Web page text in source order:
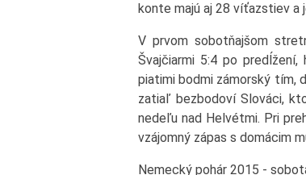
konte majú aj 28 víťazstiev a
V prvom sobotňajšom
Švajčiarmi 5:4 po
piatimi bodmi zámorský tím,
zatiaľ bezbodoví Slováci,
nedeľu nad Helvétmi. Pri
vzájomný zápas s domácim
Nemecký pohár 2015 -